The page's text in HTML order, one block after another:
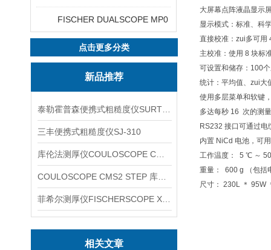
FISCHER DUALSCOPE MP0
点击更多分类
新品推荐
三丰便携式粗糙度仪SJ-310
相关文章
大屏幕点阵液晶显示
显示模式：标准、科
直接校准：zui多可用
主校准：使用 8 块标
可设置和储存：100
统计：平均值、zui大
使用多层菜单和软键
多达每秒 16 次的测
RS232 接口可通过
内置 NiCd 电池，可
工作温度： 5 ℃ ～
重量： 600 g （包括
尺寸： 230L ＊ 95W